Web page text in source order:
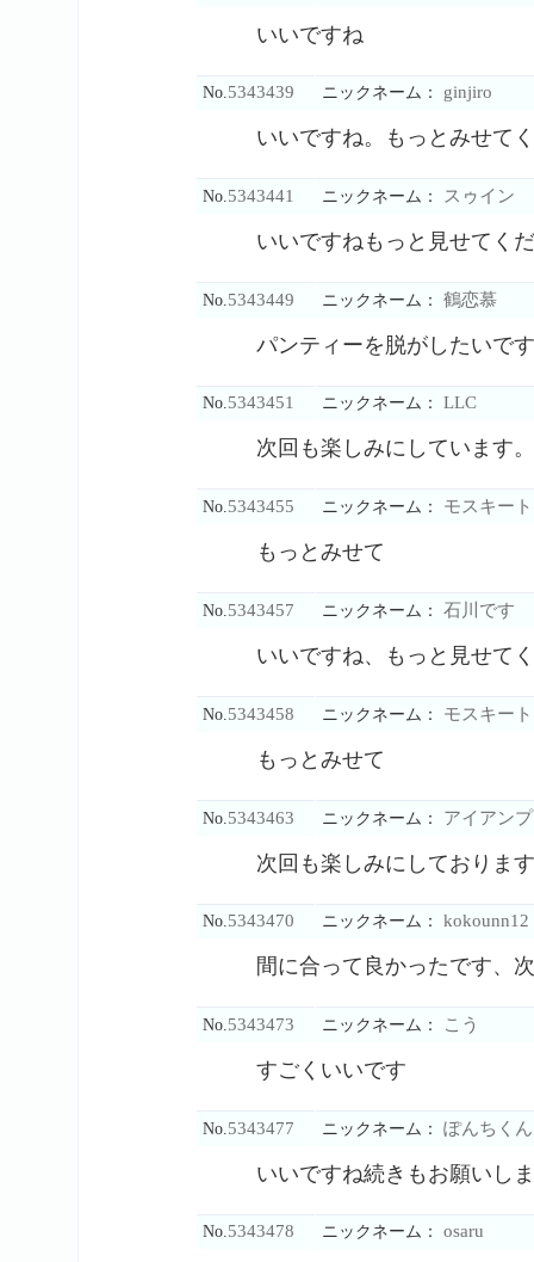
いいですね
No. 5343439 ニックネーム： ginjiro
いいですね。もっとみせて
No. 5343441 ニックネーム： スゥイン
いいですねもっと見せてく
No. 5343449 ニックネーム： 鶴恋慕
パンティーを脱がしたいで
No. 5343451 ニックネーム： LLC
次回も楽しみにしています。
No. 5343455 ニックネーム： モスキート
もっとみせて
No. 5343457 ニックネーム： 石川です
いいですね、もっと見せて
No. 5343458 ニックネーム： モスキート
もっとみせて
No. 5343463 ニックネーム： アイアン
次回も楽しみにしております
No. 5343470 ニックネーム： kokounn12
間に合って良かったです、
No. 5343473 ニックネーム： こう
すごくいいです
No. 5343477 ニックネーム： ぽんちくん
いいですね続きもお願いし
No. 5343478 ニックネーム： osaru